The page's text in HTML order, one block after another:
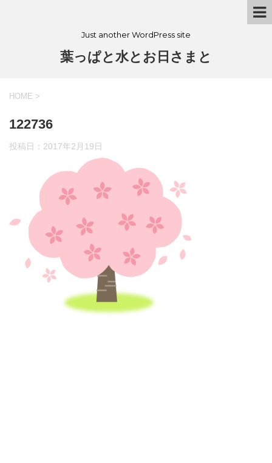
Just another WordPress site
葉っぱと水とお日さまと
HOME >
122736
投稿日： 2017年2月19日